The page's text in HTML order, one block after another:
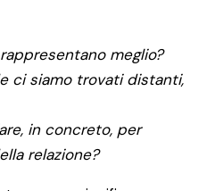
meglio?
ci siamo trovati distanti,
in concreto, per
relazione?